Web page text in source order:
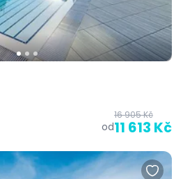
od
16 905 Kč
11 613 Kč